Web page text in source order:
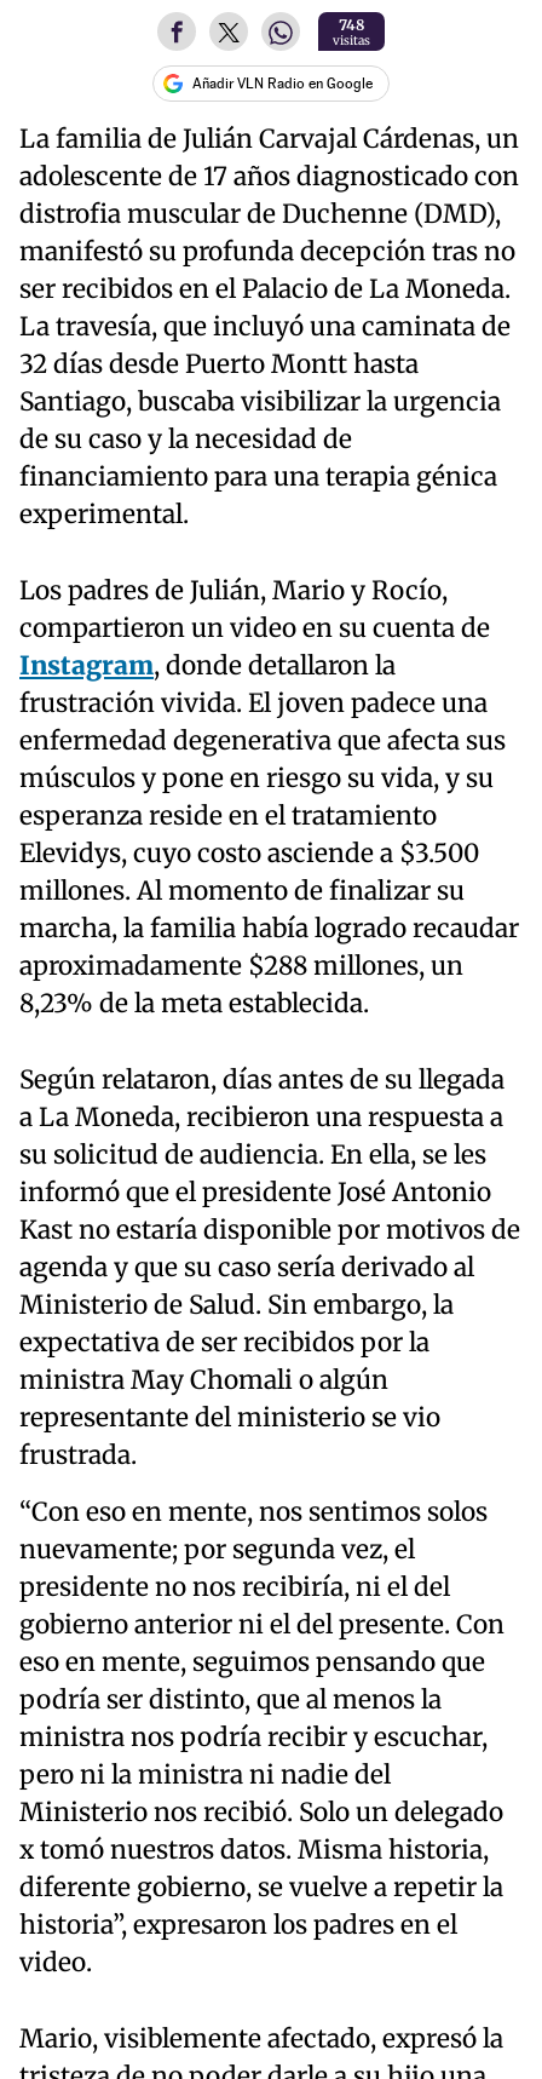
748
visitas
Añadir VLN Radio en Google
La familia de Julián Carvajal Cárdenas, un
adolescente de 17 años diagnosticado con
distrofia muscular de Duchenne (DMD),
manifestó su profunda decepción tras no
ser recibidos en el Palacio de La Moneda.
La travesía, que incluyó una caminata de
32 días desde Puerto Montt hasta
Santiago, buscaba visibilizar la urgencia
de su caso y la necesidad de
financiamiento para una terapia génica
experimental.
Los padres de Julián, Mario y Rocío,
compartieron un video en su cuenta de
Instagram, donde detallaron la
frustración vivida. El joven padece una
enfermedad degenerativa que afecta sus
músculos y pone en riesgo su vida, y su
esperanza reside en el tratamiento
Elevidys, cuyo costo asciende a $3.500
millones. Al momento de finalizar su
marcha, la familia había logrado recaudar
aproximadamente $288 millones, un
8,23% de la meta establecida.
Según relataron, días antes de su llegada
a La Moneda, recibieron una respuesta a
su solicitud de audiencia. En ella, se les
informó que el presidente José Antonio
Kast no estaría disponible por motivos de
agenda y que su caso sería derivado al
Ministerio de Salud. Sin embargo, la
expectativa de ser recibidos por la
ministra May Chomali o algún
representante del ministerio se vio
frustrada.
“Con eso en mente, nos sentimos solos
nuevamente; por segunda vez, el
presidente no nos recibiría, ni el del
gobierno anterior ni el del presente. Con
eso en mente, seguimos pensando que
podría ser distinto, que al menos la
ministra nos podría recibir y escuchar,
pero ni la ministra ni nadie del
Ministerio nos recibió. Solo un delegado
x tomó nuestros datos. Misma historia,
diferente gobierno, se vuelve a repetir la
historia”, expresaron los padres en el
video.
Mario, visiblemente afectado, expresó la